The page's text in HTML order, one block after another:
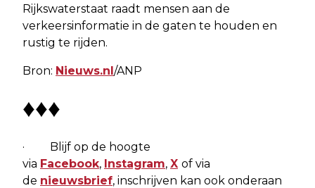
Rijkswaterstaat raadt mensen aan de
verkeersinformatie in de gaten te houden en
rustig te rijden.
Bron: Nieuws.nl/ANP
♦♦♦
· Blijf op de hoogte
via Facebook, Instagram, X of via
de nieuwsbrief, inschrijven kan ook onderaan